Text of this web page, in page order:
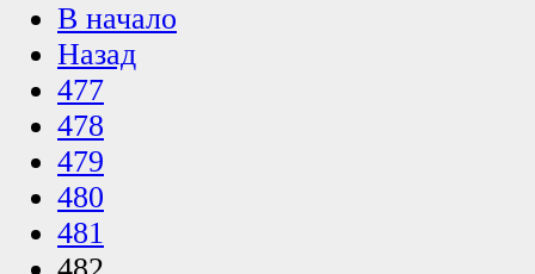
В начало
Назад
477
478
479
480
481